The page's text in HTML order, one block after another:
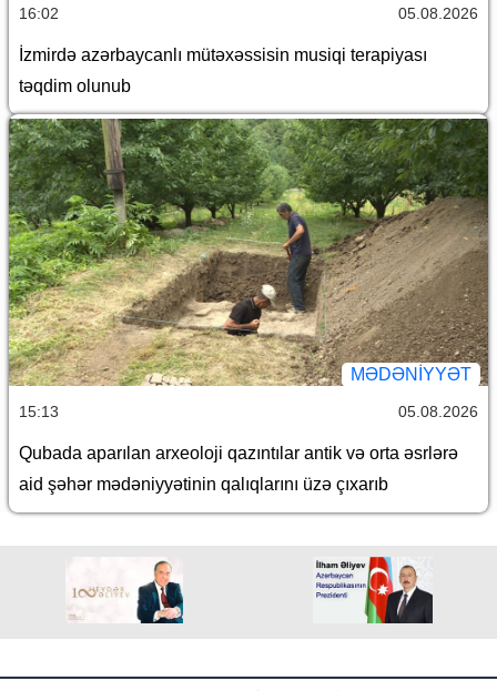
16:02 05.08.2026
İzmirdə azərbaycanlı mütəxəssisin musiqi terapiyası
təqdim olunub
MƏDƏNIYYƏT
15:13 05.08.2026
Qubada aparılan arxeoloji qazıntılar antik və orta əsrlərə
aid şəhər mədəniyyətinin qalıqlarını üzə çıxarıb